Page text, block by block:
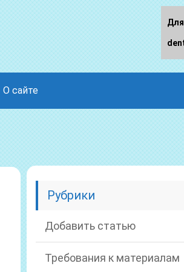
О сайте
Рубрики
Добавить статью
Требования к материалам